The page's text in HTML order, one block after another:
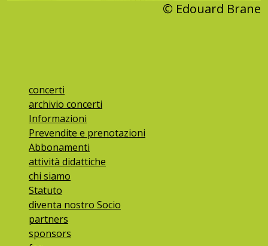
© Edouard Brane
concerti
archivio concerti
Informazioni
Prevendite e prenotazioni
Abbonamenti
attività didattiche
chi siamo
Statuto
diventa nostro Socio
partners
sponsors